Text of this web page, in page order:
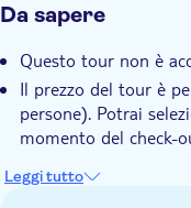
Da sapere
Questo tour non è
Il prezzo del tour è
persone). Potrai
momento del check-
Leggi tutto